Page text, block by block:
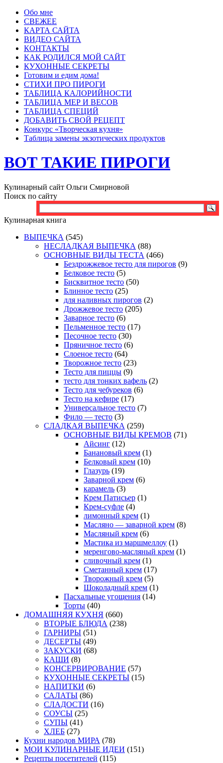
Обо мне
СВЕЖЕЕ
КАРТА САЙТА
ВИДЕО САЙТА
КОНТАКТЫ
КАК РОДИЛСЯ МОЙ САЙТ
КУХОННЫЕ СЕКРЕТЫ
Готовим и едим дома!
СТИХИ ПРО ПИРОГИ
ТАБЛИЦА КАЛОРИЙНОСТИ
ТАБЛИЦА МЕР И ВЕСОВ
ТАБЛИЦА СПЕЦИЙ
ДОБАВИТЬ СВОЙ РЕЦЕПТ
Конкурс «Творческая кухня»
Таблица замены экзотических продуктов
ВОТ ТАКИЕ ПИРОГИ
Кулинарный сайт Ольги Смирновой
Поиск по сайту
Кулинарная книга
ВЫПЕЧКА (545)
НЕСЛАДКАЯ ВЫПЕЧКА (88)
ОСНОВНЫЕ ВИДЫ ТЕСТА (466)
Бездрожжевое тесто для пирогов (9)
Белковое тесто (5)
Бисквитное тесто (50)
Блинное тесто (25)
для наливных пирогов (2)
Дрожжевое тесто (205)
Заварное тесто (6)
Пельменное тесто (17)
Песочное тесто (30)
Пряничное тесто (6)
Слоеное тесто (64)
Творожное тесто (23)
Тесто для пиццы (9)
тесто для тонких вафель (2)
Тесто для чебуреков (6)
Тесто на кефире (17)
Универсальное тесто (7)
Фило — тесто (3)
СЛАДКАЯ ВЫПЕЧКА (259)
ОСНОВНЫЕ ВИДЫ КРЕМОВ (71)
Айсинг (12)
Банановый крем (1)
Белковый крем (10)
Глазурь (19)
Заварной крем (6)
карамель (3)
Крем Патисьер (1)
Крем-суфле (4)
лимонный крем (1)
Масляно — заварной крем (8)
Масляный крем (6)
Мастика из маршмеллоу (1)
меренгово-масляный крем (1)
сливочный крем (1)
Сметанный крем (17)
Творожный крем (5)
Шоколадный крем (1)
Пасхальные угощения (14)
Торты (40)
ДОМАШНЯЯ КУХНЯ (660)
ВТОРЫЕ БЛЮДА (238)
ГАРНИРЫ (51)
ДЕСЕРТЫ (49)
ЗАКУСКИ (68)
КАШИ (8)
КОНСЕРВИРОВАНИЕ (57)
КУХОННЫЕ СЕКРЕТЫ (15)
НАПИТКИ (6)
САЛАТЫ (86)
СЛАДОСТИ (16)
СОУСЫ (25)
СУПЫ (41)
ХЛЕБ (27)
Кухни народов МИРА (78)
МОИ КУЛИНАРНЫЕ ИДЕИ (151)
Рецепты посетителей (115)